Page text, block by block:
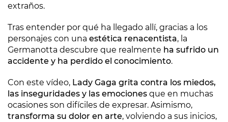
extraños.
Tras entender por qué ha llegado allí, gracias a los
personajes con una estética renacentista, la
Germanotta descubre que realmente ha sufrido un
accidente y ha perdido el conocimiento.
Con este vídeo, Lady Gaga grita contra los miedos,
las inseguridades y las emociones que en muchas
ocasiones son difíciles de expresar. Asimismo,
transforma su dolor en arte, volviendo a sus inicios,